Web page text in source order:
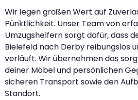
Wir legen großen Wert auf
Pünktlichkeit. Unser Team von
Umzugshelfern sorgt dafür, dass
Bielefeld nach Derby reibungslos
verläuft. Wir übernehmen das
deiner Möbel und persönlichen
sicheren Transport sowie den
Standort.